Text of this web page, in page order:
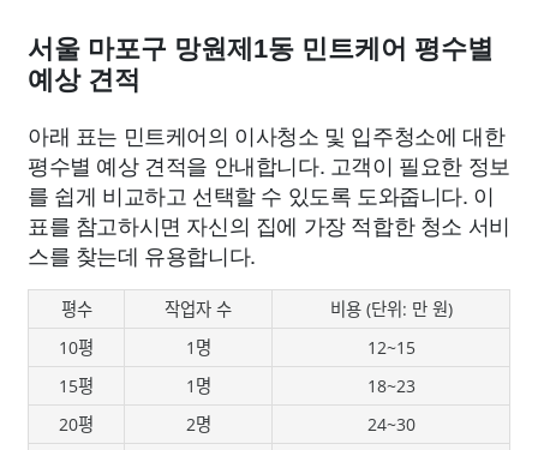
서울 마포구 망원제1동 민트케어 평수별
예상 견적
아래 표는 민트케어의 이사청소 및 입주청소에 대한
평수별 예상 견적을 안내합니다. 고객이 필요한 정보
를 쉽게 비교하고 선택할 수 있도록 도와줍니다. 이
표를 참고하시면 자신의 집에 가장 적합한 청소 서비
스를 찾는데 유용합니다.
평수 작업자 수
비용 (단위: 만 원)
10평
1명
12~15
15평
1명
18~23
20평
2명
24~30